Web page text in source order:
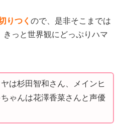
りつく ので、是非そこまでは
っと世界観にどっぷりハマ
は杉田智和さん、メインヒ
ゃんは花澤香菜さんと声優